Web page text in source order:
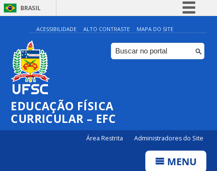
BRASIL
Simplifique!
Comunica BR
Participe
ACESSIBILIDADE ALTO CONTRASTE MAPA DO SITE
EDUCAÇÃO FÍSICA
CURRICULAR – EFC
Área Restrita Administradores do Site
MENU